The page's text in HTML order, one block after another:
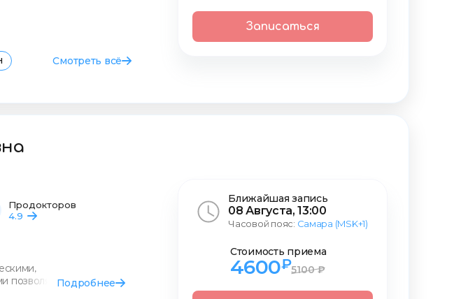
Смотреть всё
Записаться
Продокторов
4.9
позволяетПодробнее
Ближайшая запись
08 Августа, 13:00
Часовой пояс: Самара (MSK+1)
Стоимость приема
4600₽5100 ₽